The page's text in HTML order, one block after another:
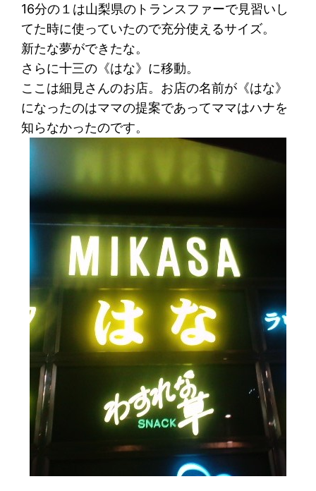
16分の１は山梨県のトランスファーで見習いし
てた時に使っていたので充分使えるサイズ。
新たな夢ができたな。
さらに十三の《はな》に移動。
ここは細見さんのお店。お店の名前が《はな》
になったのはママの提案であってママはハナを
知らなかったのです。